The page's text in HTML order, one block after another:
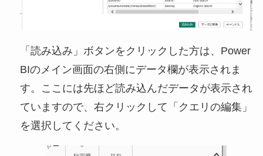
「読み込み」ボタンをクリックした方は、Power
BIのメイン画面の右側にデータ欄が表示されま
す。ここには先ほど読み込んだデータが表示され
ていますので、右クリックして「クエリの編集」
を選択してください。